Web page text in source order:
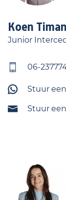
Koen Timan
Junior
06-
Stuur
Stuur